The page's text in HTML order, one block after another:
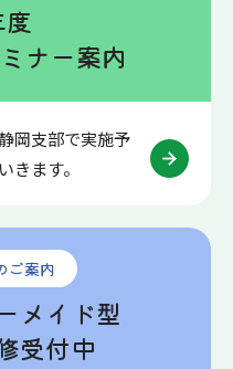
ナー案内
岡支部で実施予
きます。
ご案内
メイド型
受付中